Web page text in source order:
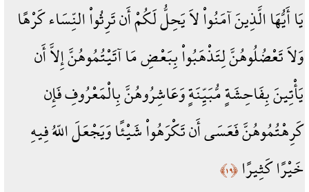
يَا أَيُّهَا الَّذِينَ آمَنُواْ لاَ يَحِلُّ لَكُمْ أَن تَرِثُواْ النِّسَاء كَرْهًا
وَلاَ تَعْضُلُوهُنَّ لِتَذْهَبُواْ بِبَعْضِ مَا آتَيْتُمُوهُنَّ إِلاَّ أَن
يَأْتِينَ بِفَاحِشَةٍ مُّبَيِّنَةٍ وَعَاشِرُوهُنَّ بِالْمَعْرُوفِ فَإِن
كَرِهْتُمُوهُنَّ فَعَسَى أَن تَكْرَهُواْ شَيْئًا وَيَجْعَلَ اللّهُ فِيهِ
خَيْرًا كَثِيرًا﴿١٩﴾